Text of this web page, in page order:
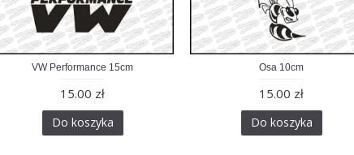
VW Performance 15cm
15.00 zł
Do koszyka
Osa 10cm
15.00 zł
Do koszyka